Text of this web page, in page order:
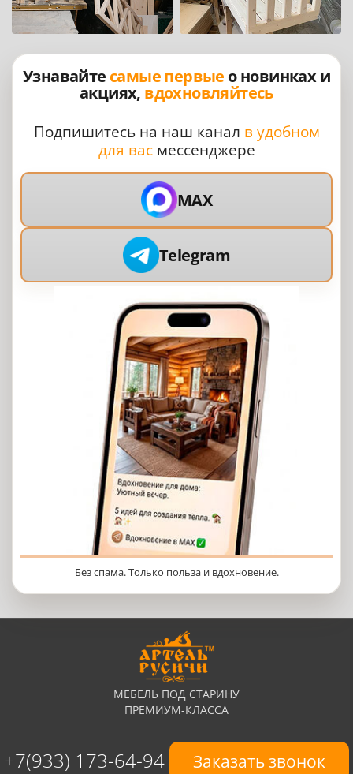
Узнавайте самые первые о новинках и
акциях, вдохновляйтесь
Подпишитесь на наш канал в удобном
для васмессенджере
MAX
Telegram
Без спама. Только польза и вдохновение.
МЕБЕЛЬ ПОД СТАРИНУ
ПРЕМИУМ-КЛАССА
+7(933) 173-64-94 Заказать звонок